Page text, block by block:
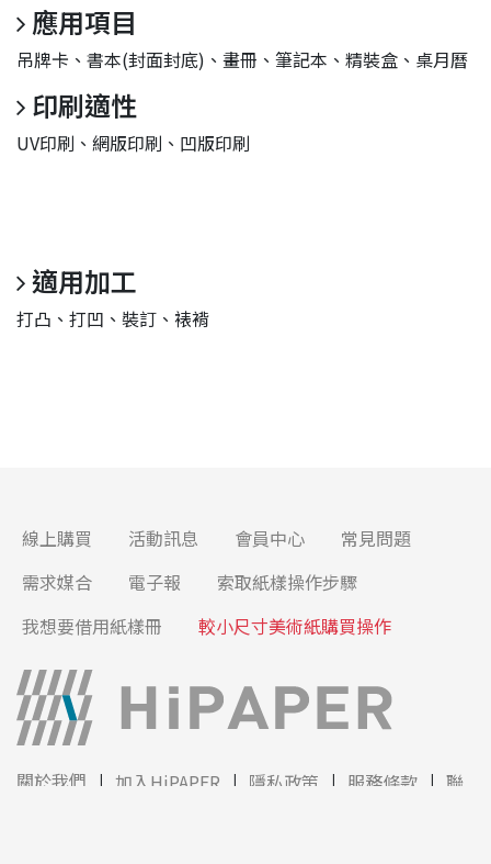
應用項目
吊牌卡、書本(封面封底)、畫冊、筆記本、精裝盒、桌月曆
印刷適性
UV印刷、網版印刷、凹版印刷
適用加工
打凸、打凹、裝訂、裱褙
線上購買 活動訊息 會員中心
常見問題
需求媒合
電子報
索取紙樣操作步驟
我想要借用紙樣冊
較小尺寸美術紙購買操作
關於我們 加入HiPAPER 隱私政策 服務條款
聯